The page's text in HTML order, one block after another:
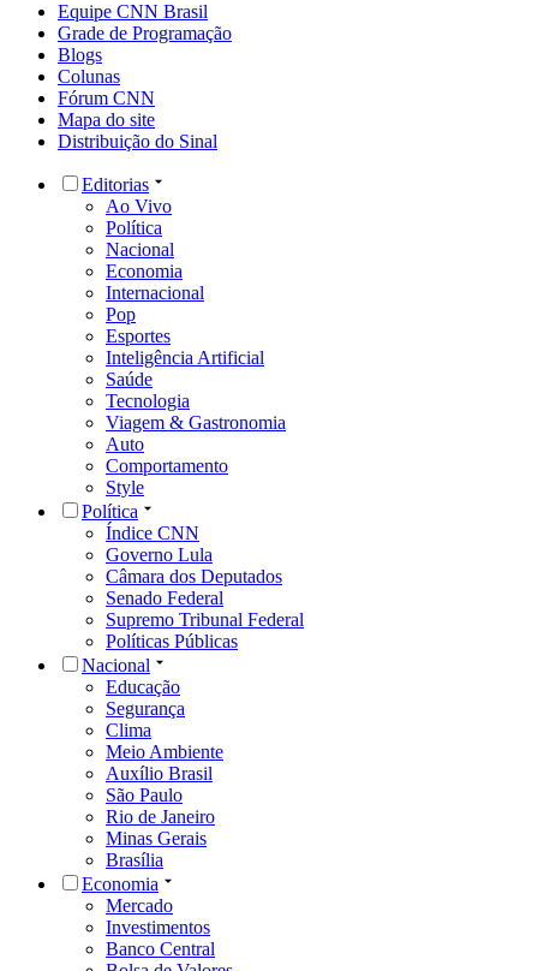
Equipe CNN Brasil
Grade de Programação
Blogs
Colunas
Fórum CNN
Mapa do site
Distribuição do Sinal
Editorias
Ao Vivo
Política
Nacional
Economia
Internacional
Pop
Esportes
Inteligência Artificial
Saúde
Tecnologia
Viagem & Gastronomia
Auto
Comportamento
Style
Política
Índice CNN
Governo Lula
Câmara dos Deputados
Senado Federal
Supremo Tribunal Federal
Políticas Públicas
Nacional
Educação
Segurança
Clima
Meio Ambiente
Auxílio Brasil
São Paulo
Rio de Janeiro
Minas Gerais
Brasília
Economia
Mercado
Investimentos
Banco Central